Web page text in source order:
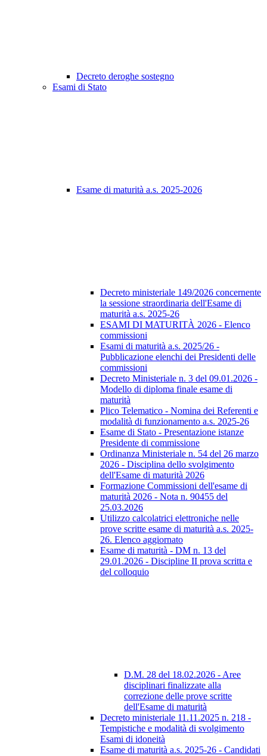
Decreto deroghe sostegno
Esami di Stato
Esame di maturità a.s. 2025-2026
Decreto ministeriale 149/2026 concernente
la sessione straordinaria dell'Esame di
maturità a.s. 2025-26
ESAMI DI MATURITÀ 2026 - Elenco
commissioni
Esami di maturità a.s. 2025/26 -
Pubblicazione elenchi dei Presidenti delle
commissioni
Decreto Ministeriale n. 3 del 09.01.2026 -
Modello di diploma finale esame di
maturità
Plico Telematico - Nomina dei Referenti e
modalità di funzionamento a.s. 2025-26
Esame di Stato - Presentazione istanze
Presidente di commissione
Ordinanza Ministeriale n. 54 del 26 marzo
2026 - Disciplina dello svolgimento
dell'Esame di maturità 2026
Formazione Commissioni dell'esame di
maturità 2026 - Nota n. 90455 del
25.03.2026
Utilizzo calcolatrici elettroniche nelle
prove scritte esame di maturità a.s. 2025-
26. Elenco aggiornato
Esame di maturità - DM n. 13 del
29.01.2026 - Discipline II prova scritta e
del colloquio
D.M. 28 del 18.02.2026 - Aree
disciplinari finalizzate alla
correzione delle prove scritte
dell'Esame di maturità
Decreto ministeriale 11.11.2025 n. 218 -
Tempistiche e modalità di svolgimento
Esami di idoneità
Esame di maturità a.s. 2025-26 - Candidati